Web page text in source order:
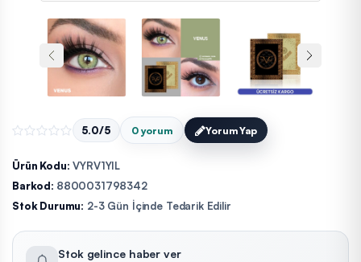
5.0/5 0 yorum Yorum Yap
Ürün Kodu: VYRV1YIL
Barkod: 8800031798342
Stok Durumu: 2-3 Gün İçinde Tedarik Edilir
Stok gelince haber ver